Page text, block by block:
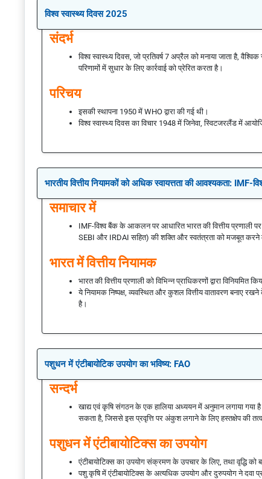
विश्व स्वास्थ्य दिवस 2025
संदर्भ
विश्व स्वास्थ्य दिवस, जो प्रतिवर्ष 7 अप्रैल को मनाया जाता है,
परिणामों में सुधार के लिए कार्रवाई को प्रेरित करता है।
परिचय
इसकी स्थापना 1950 में WHO द्वारा की गई थी।
विश्व स्वास्थ्य दिवस का विचार 1948 में जिनेवा, स्विटजरलैंड में
भारतीय वित्तीय नियामकों को अधिक स्वायत्तता की आवश्यकता: IMF-
समाचार में
IMF-विश्व बैंक के आकलन पर आधारित भारत की वित्तीय प्रणाली पर
SEBI और IRDAI सहित) की शक्ति और स्वतंत्रता को मजबूत करने
भारत में वित्तीय नियामक
भारत की वित्तीय प्रणाली को विभिन्न प्राधिकरणों द्वारा विनियमित
ये नियामक निष्पक्ष, व्यवस्थित और कुशल वित्तीय वातावरण बनाए
है।
पशुधन में एंटीबायोटिक उपयोग का भविष्य: FAO
सन्दर्भ
खाद्य एवं कृषि संगठन के एक हालिया अध्ययन में अनुमान लगाया
सकता है, जिससे इस प्रवृत्ति पर अंकुश लगाने के लिए हस्तक्षेप की
पशुधन में एंटीबायोटिक्स का उपयोग
एंटीबायोटिक्स का उपयोग संक्रमण के उपचार के लिए, तथा वृद्धि
पशु कृषि में एंटीबायोटिक्स के अत्यधिक उपयोग और दुरुपयोग ने दवा